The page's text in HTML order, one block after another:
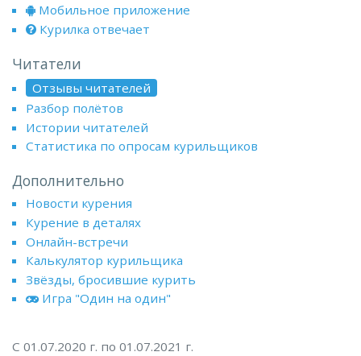
Мобильное приложение
Курилка отвечает
Читатели
Отзывы читателей
Разбор полётов
Истории читателей
Статистика по опросам курильщиков
Дополнительно
Новости курения
Курение в деталях
Онлайн-встречи
Калькулятор курильщика
Звёзды, бросившие курить
Игра "Один на один"
С 01.07.2020 г. по 01.07.2021 г.